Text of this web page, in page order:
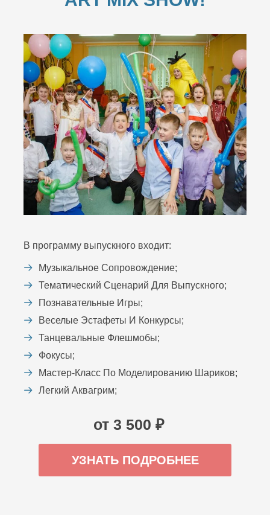
В программу выпускного входит:
Музыкальное Сопровождение;
Тематический Сценарий Для Выпускного;
Познавательные Игры;
Веселые Эстафеты И Конкурсы;
Танцевальные Флешмобы;
Фокусы;
Мастер-Класс По Моделированию Шариков;
Легкий Аквагрим;
от 3 500 ₽
УЗНАТЬ ПОДРОБНЕЕ